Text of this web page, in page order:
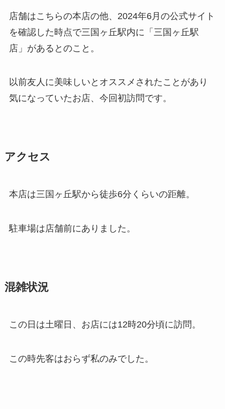
店舗はこちらの本店の他、2024年6月の公式サイト
を確認した時点で三国ヶ丘駅内に「三国ヶ丘駅
店」があるとのこと。
以前友人に美味しいとオススメされたことがあり
気になっていたお店、今回初訪問です。
アクセス
本店は三国ヶ丘駅から徒歩6分くらいの距離。
駐車場は店舗前にありました。
混雑状況
この日は土曜日、お店には12時20分頃に訪問。
この時先客はおらず私のみでした。